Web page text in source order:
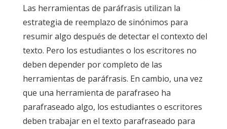
Las herramientas de paráfrasis utilizan la
estrategia de reemplazo de sinónimos para
resumir algo después de detectar el contexto del
texto. Pero los estudiantes o los escritores no
deben depender por completo de las
herramientas de paráfrasis. En cambio, una vez
que una herramienta de parafraseo ha
parafraseado algo, los estudiantes o escritores
deben trabajar en el texto parafraseado para